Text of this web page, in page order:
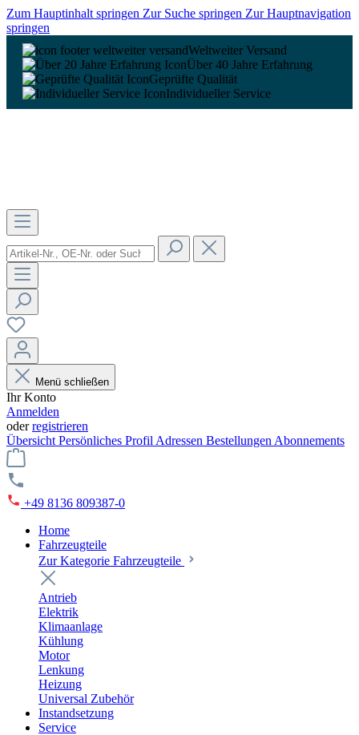
Zum Hauptinhalt springen Zur Suche springen Zur Hauptnavigation
springen
Weltweiter Versand
Über 40 Jahre Erfahrung
Geprüfte Qualität
Individueller Service
Menü schließen
Ihr Konto
Anmelden
oderregistrieren
Übersicht Persönliches Profil Adressen Bestellungen Abonnements
+49 8136 809387-0
Home
Fahrzeugteile
Zur Kategorie Fahrzeugteile
Antrieb
Elektrik
Klimaanlage
Kühlung
Motor
Lenkung
Heizung
Universal Zubehör
Instandsetzung
Service